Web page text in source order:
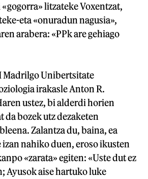
litzateke Voxentzat,
eta «onuradun nagusia»,
arabera: «PPk are gehiago
Madrilgo Unibertsitate
irakasle Anton R.
ustez, bi alderdi horien
da bozek utz dezaketen
Zalantza du, baina, ea
nahiko duen, eroso ikusten
«zarata» egiten: «Uste dut ez
Ayusok aise hartuko luke